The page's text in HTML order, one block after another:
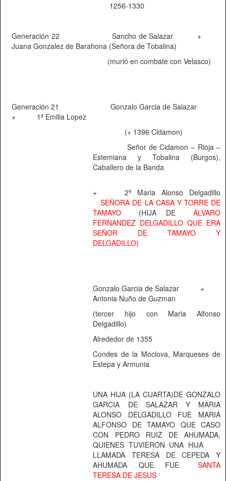
1256-1330
Generación 22 Sancho de Salazar
+
Juana Gonzalez de Barahona (Señora de Tobalina)
(murió en combate con Velasco)
Generación 21
Gonzalo Garcia de Salazar
+
1ª Emilia Lopez
(+ 1396 Cidamon)
Señor de Cidamon – Rioja –
Estemiana y Tobalina (Burgos),
Caballero de la Banda
+
2ª Maria Alonso Delgadillo
SEÑORA DE LA CASA Y TORRE DE
TAMAYO
(HIJA DE
ALVARO
FERNANDEZ DELGADILLO QUE ERA
SEÑOR DE TAMAYO Y
DELGADILLO)
Gonzalo Garcia de Salazar
+
Antonia Nuño de Guzman
(tercer hijo con Maria Alfonso
Delgadillo)
Alrededor de 1355
Condes de la Moclova, Marqueses de
Estepa y Armunia
UNA HIJA (LA CUARTA)DE GONZALO
GARCIA DE SALAZAR Y MARIA
ALONSO DELGADILLO FUE MARIA
ALFONSO DE TAMAYO QUE CASO
CON PEDRO RUIZ DE AHUMADA,
QUIENES TUVIERON UNA HIJA
LLAMADA TERESA DE CEPEDA Y
AHUMADA QUE FUE
SANTA
TERESA DE JESUS